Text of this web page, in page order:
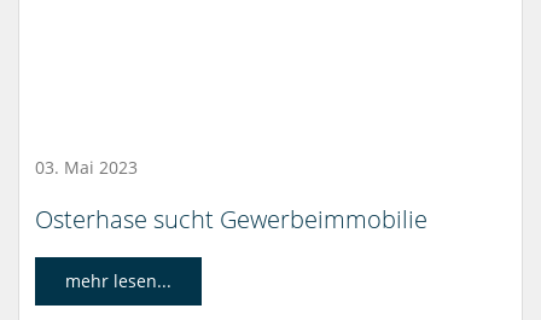
03. Mai 2023
Osterhase sucht Gewerbeimmobilie
mehr lesen...